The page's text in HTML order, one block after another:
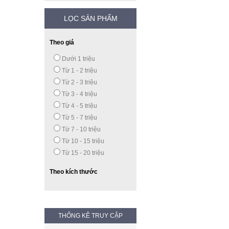
LỌC SẢN PHẨM
Theo giá
Dưới 1 triệu
Từ 1 - 2 triệu
Từ 2 - 3 triệu
Từ 3 - 4 triệu
Từ 4 - 5 triệu
Từ 5 - 7 triệu
Từ 7 - 10 triệu
Từ 10 - 15 triệu
Từ 15 - 20 triệu
Theo kích thước
THỐNG KÊ TRUY CẬP